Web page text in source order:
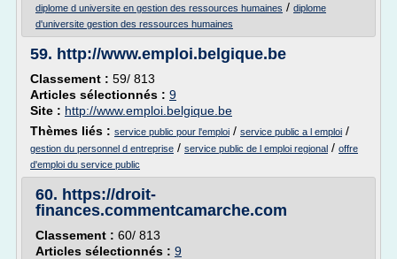
diplome d universite en gestion des ressources humaines / diplome
d'universite gestion des ressources humaines
59. http://www.emploi.belgique.be
Classement : 59/ 813
Articles sélectionnés : 9
Site : http://www.emploi.belgique.be
Thèmes liés : service public pour l'emploi / service public a l emploi /
gestion du personnel d entreprise / service public de l emploi regional / offre
d'emploi du service public
60. https://droit-
finances.commentcamarche.com
Classement : 60/ 813
Articles sélectionnés : 9